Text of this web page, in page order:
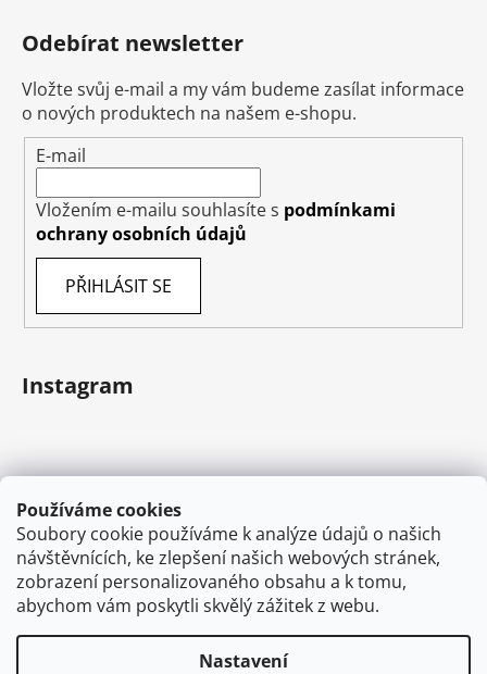
Používáme cookies
Soubory cookie používáme k analýze údajů o našich
návštěvnících, ke zlepšení našich webových stránek,
zobrazení personalizovaného obsahu a k tomu,
abychom vám poskytli skvělý zážitek z webu.
Nastavení
Odebírat newsletter
Vložte svůj e-mail a my vám budeme zasílat informace
o nových produktech na našem e-shopu.
E-mail
Vložením e-mailu souhlasíte s podmínkami
ochrany osobních údajů
PŘIHLÁSIT SE
Instagram
Sledovat na Instagramu